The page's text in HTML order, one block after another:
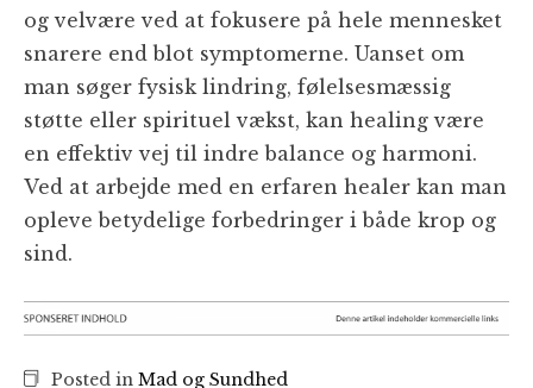
og velvære ved at fokusere på hele mennesket
snarere end blot symptomerne. Uanset om
man søger fysisk lindring, følelsesmæssig
støtte eller spirituel vækst, kan healing være
en effektiv vej til indre balance og harmoni.
Ved at arbejde med en erfaren healer kan man
opleve betydelige forbedringer i både krop og
sind.
Posted in Mad og Sundhed